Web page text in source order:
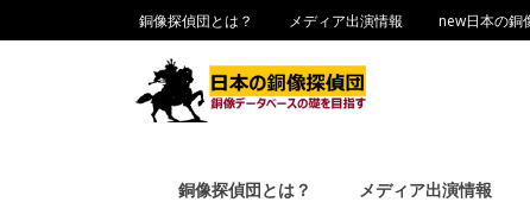
銅像探偵団とは？ メディア出演情報 new日本の銅
銅像探偵団とは？ メディア出演情報